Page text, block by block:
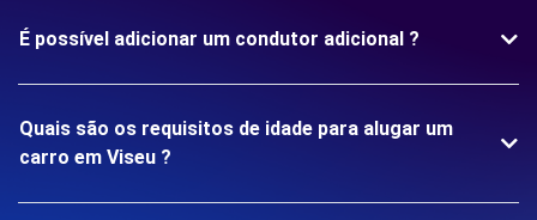
É possível adicionar um condutor adicional ?
Quais são os requisitos de idade para alugar um
carro em Viseu ?